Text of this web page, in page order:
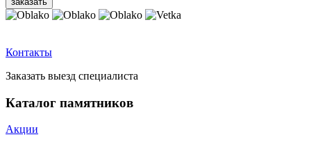
Контакты
Заказать выезд специалиста
Каталог памятников
Акции